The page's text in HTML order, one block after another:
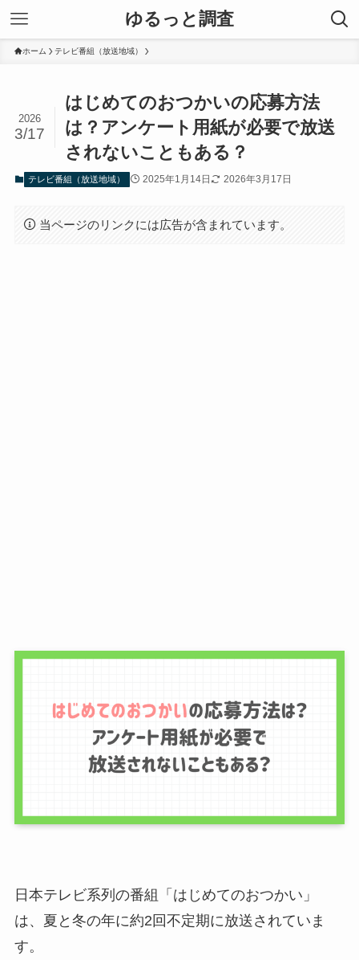
ゆるっと調査
ホーム テレビ番組（放送地域）
はじめてのおつかいの応募方法
は？アンケート用紙が必要で放送
されないこともある？
2026
3/17
テレビ番組（放送地域） 2025年1月14日 2026年3月17日
当ページのリンクには広告が含まれています。
日本テレビ系列の番組「はじめてのおつかい」
は、夏と冬の年に約2回不定期に放送されていま
す。